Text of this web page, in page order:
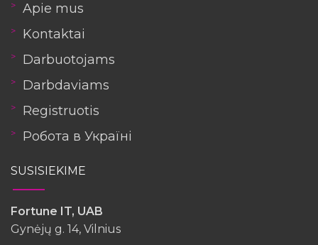
Apie mus
Kontaktai
Darbuotojams
Darbdaviams
Registruotis
Робота в Україні
SUSISIEKIME
Fortune IT, UAB
Gynėjų g. 14, Vilnius